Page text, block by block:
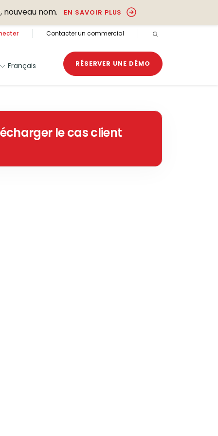
nouveau nom. EN SAVOIR PLUS
Contacter un commercial
Français RÉSERVER UNE DÉMO
le cas client